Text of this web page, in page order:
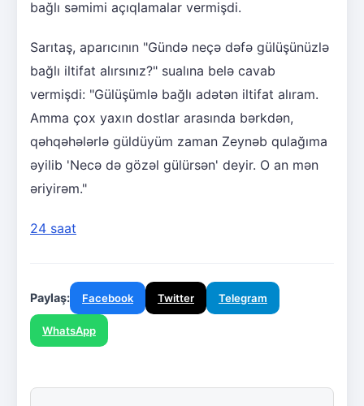
bağlı səmimi açıqlamalar vermişdi.
Sarıtaş, aparıcının "Gündə neçə dəfə gülüşünüzlə
bağlı iltifat alırsınız?" sualına belə cavab
vermişdi: "Gülüşümlə bağlı adətən iltifat alıram.
Amma çox yaxın dostlar arasında bərkdən,
qəhqəhələrlə güldüyüm zaman Zeynəb qulağıma
əyilib 'Necə də gözəl gülürsən' deyir. O an mən
əriyirəm."
24 saat
Paylaş: Facebook Twitter Telegram
WhatsApp